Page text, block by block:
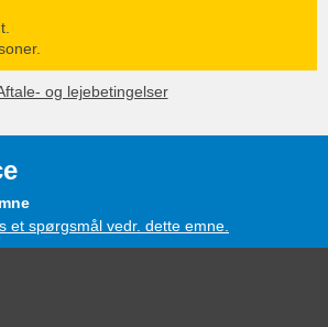
og lejebetingelser
et spørgsmål vedr. dette emne.